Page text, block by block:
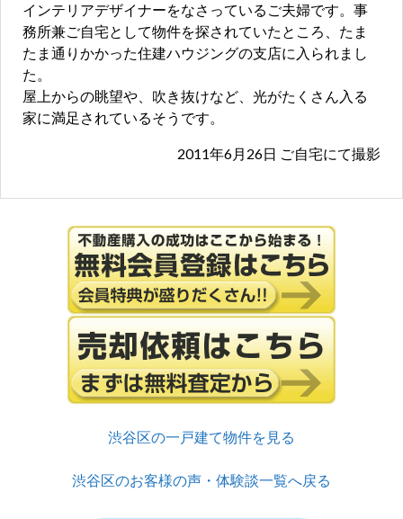
インテリアデザイナーをなさっているご夫婦です。事
務所兼ご自宅として物件を探されていたところ、たま
たま通りかかった住建ハウジングの支店に入られまし
た。
屋上からの眺望や、吹き抜けなど、光がたくさん入る
家に満足されているそうです。
2011年6月26日 ご自宅にて撮影
渋谷区の一戸建て物件を見る
渋谷区のお客様の声・体験談一覧へ戻る